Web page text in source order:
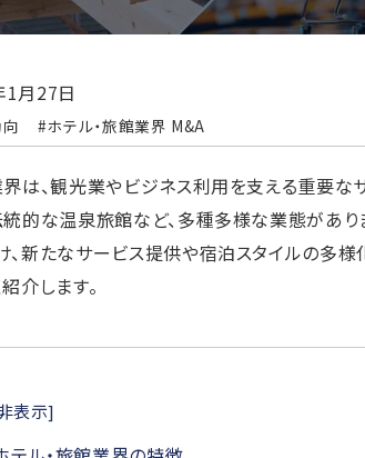
1月27日
#ホテル・旅館業界 M&A
は、観光業やビジネス利用を支える重要
的な温泉旅館など、多種多様な業態があり
新たなサービス提供や宿泊スタイルの多
介します。
表示]